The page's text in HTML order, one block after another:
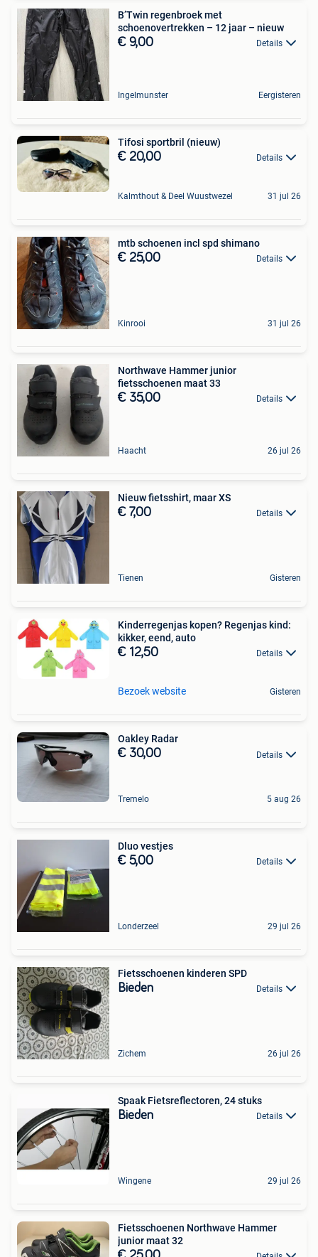
B’Twin regenbroek met
schoenovertrekken – 12 jaar – nieuw
€ 9,00 Details
Ingelmunster Eergisteren
Tifosi sportbril (nieuw)
€ 20,00 Details
Kalmthout & Deel Wuustwezel 31 jul 26
mtb schoenen incl spd shimano
€ 25,00 Details
Kinrooi 31 jul 26
Northwave Hammer junior
fietsschoenen maat 33
€ 35,00 Details
Haacht 26 jul 26
Nieuw fietsshirt, maar XS
€ 7,00 Details
Tienen Gisteren
Kinderregenjas kopen? Regenjas kind:
kikker, eend, auto
€ 12,50 Details
Bezoek website Gisteren
Oakley Radar
€ 30,00 Details
Tremelo 5 aug 26
Dluo vestjes
€ 5,00 Details
Londerzeel 29 jul 26
Fietsschoenen kinderen SPD
Bieden Details
Zichem 26 jul 26
Spaak Fietsreflectoren, 24 stuks
Bieden Details
Wingene 29 jul 26
Fietsschoenen Northwave Hammer
junior maat 32